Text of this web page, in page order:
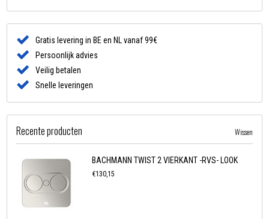
Gratis levering in BE en NL vanaf 99€
Persoonlijk advies
Veilig betalen
Snelle leveringen
Recente producten Wissen
BACHMANN TWIST 2 VIERKANT -RVS- LOOK
€130,15